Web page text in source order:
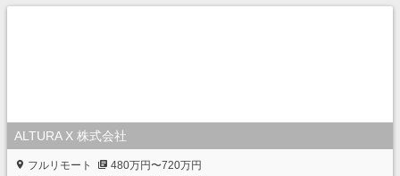
ALTURA X 株式会社
フルリモート
480万円〜720万円